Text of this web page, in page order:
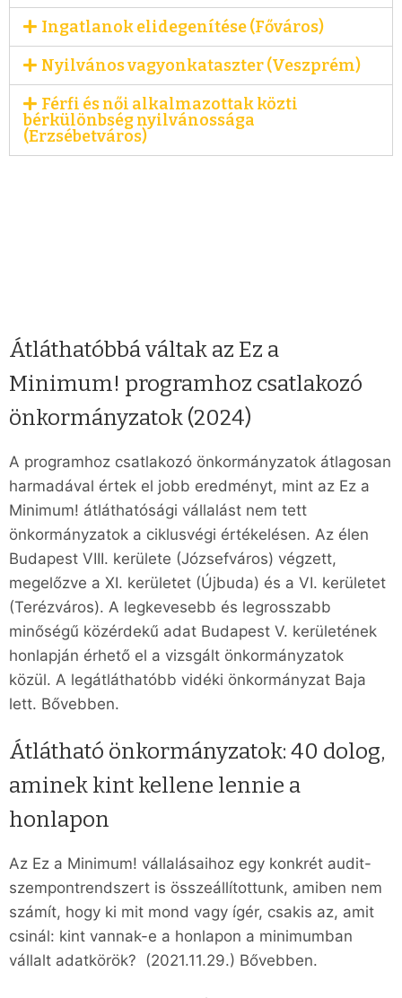
Ingatlanok elidegenítése (Főváros)
Nyilvános vagyonkataszter (Veszprém)
Férfi és női alkalmazottak közti
bérkülönbség nyilvánossága
(Erzsébetváros)
Átláthatóbbá váltak az Ez a
Minimum! programhoz csatlakozó
önkormányzatok (2024)
A programhoz csatlakozó önkormányzatok átlagosan
harmadával értek el jobb eredményt, mint az Ez a
Minimum! átláthatósági vállalást nem tett
önkormányzatok a ciklusvégi értékelésen. Az élen
Budapest VIII. kerülete (Józsefváros) végzett,
megelőzve a XI. kerületet (Újbuda) és a VI. kerületet
(Terézváros). A legkevesebb és legrosszabb
minőségű közérdekű adat Budapest V. kerületének
honlapján érhető el a vizsgált önkormányzatok
közül. A legátláthatóbb vidéki önkormányzat Baja
lett. Bővebben.
Átlátható önkormányzatok: 40 dolog,
aminek kint kellene lennie a
honlapon
Az Ez a Minimum! vállalásaihoz egy konkrét audit-
szempontrendszert is összeállítottunk, amiben nem
számít, hogy ki mit mond vagy ígér, csakis az, amit
csinál: kint vannak-e a honlapon a minimumban
vállalt adatkörök? (2021.11.29.) Bővebben.